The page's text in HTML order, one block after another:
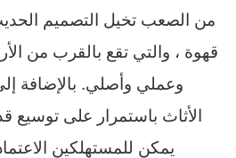
من الصعب تخيل التصميم
قهوة ، والتي تقع بالقرب من
وعملي وأصلي. بالإضافة
الأثاث باستمرار على توسيع
يمكن للمستهلكين